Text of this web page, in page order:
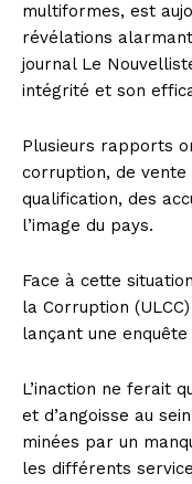
multiformes, est
révélations
journal Le
intégrité et son
Plusieurs rapports
corruption, de vente
qualification, des
l’image du pays.
Face à cette
la Corruption
lançant une
L’inaction ne ferait
et d’angoisse au
minées par un
les différents